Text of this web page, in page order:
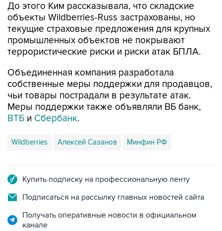
До этого Ким рассказывала, что складские
объекты Wildberries-Russ застрахованы, но
текущие страховые предложения для крупных
промышленных объектов не покрывают
террористические риски и риски атак БПЛА.
Объединенная компания разработала
собственные меры поддержки для продавцов,
чьи товары пострадали в результате атак.
Меры поддержки также объявляли ВБ банк,
ВТБ и Сбербанк.
Wildberries Алексей Сазанов Минфин РФ
Купить подписку на профессиональную ленту
Подписаться на рассылку главных новостей сайта
Получать оперативные новости в официальном
канале